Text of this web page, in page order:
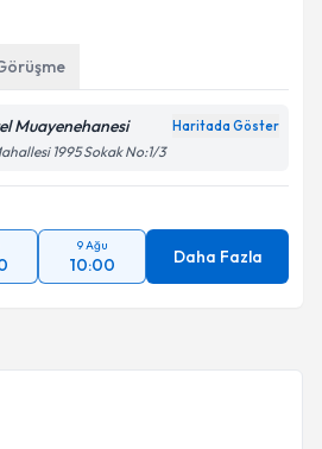
Muayenehanesi Haritada Göster
1995 Sokak No:1/3
9 Ağu
10:00 Daha Fazla